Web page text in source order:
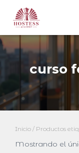
curso
Inicio / Productos
Mostrando el